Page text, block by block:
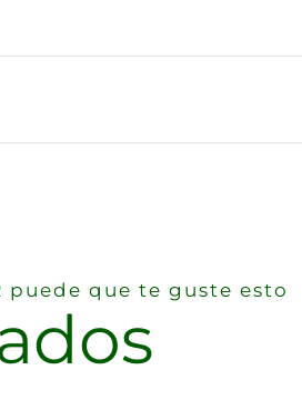
puede que te guste esto